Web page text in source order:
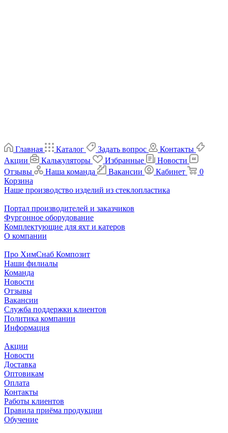
Главная Каталог Задать вопрос
Контакты
Акции
Калькуляторы Избранные
Новости
Отзывы
Наша команда Вакансии Кабинет
0
Корзина
Наше производство изделий из стеклопластика
Портал производителей и заказчиков
Фургонное оборудование
Комплектующие для яхт и катеров
О компании
Про ХимСнаб Композит
Наши филиалы
Команда
Новости
Отзывы
Вакансии
Служба поддержки клиентов
Политика компании
Информация
Акции
Новости
Доставка
Оптовикам
Оплата
Контакты
Работы клиентов
Правила приёма продукции
Обучение